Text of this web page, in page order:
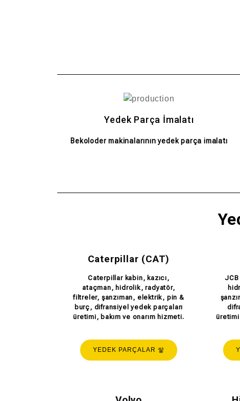
Yedek Parça İmalatı
Bekoloder makinalarının yedek parça imalatı
Caterpillar (CAT)
Caterpillar kabin, kazıcı,
ataçman, hidrolik, radyatör,
filtreler, şanzıman, elektrik, pin &
burç, difransiyel yedek parçaları
üretimi, bakım ve onarım hizmeti.
YEDEK PARÇALAR
JCB